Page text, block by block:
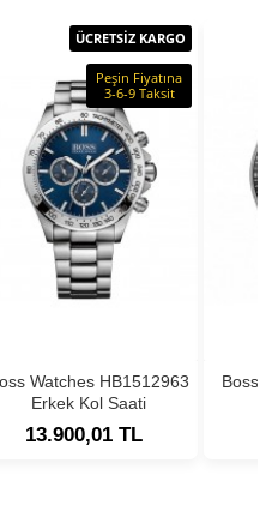
ÜCRETSİZ KARGO
Peşin Fiyatına
3-6-9 Taksit
Watches HB1512963
Erkek Kol Saati
13.900,01 TL
Boss